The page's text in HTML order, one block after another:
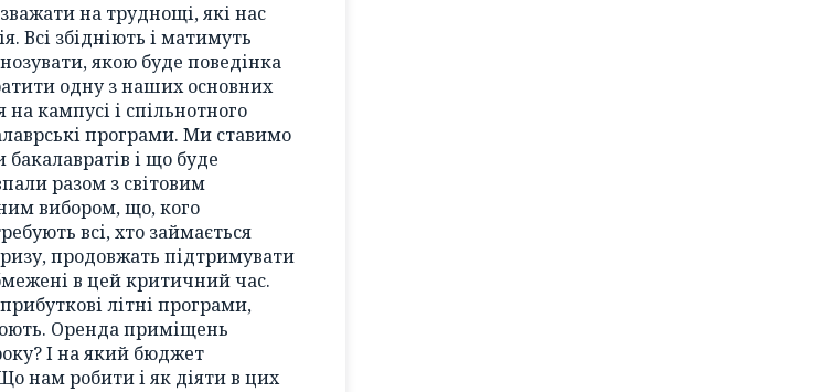
на труднощі, які нас
Всі збідніють і матимуть
якою буде поведінка
одну з наших основних
кампусі і спільнотного
програми. Ми ставимо
і що буде
разом з світовим
вибором, що, кого
всі, хто займається
продовжать підтримувати
в цей критичний час.
літні програми,
Оренда приміщень
І на який бюджет
нам робити і як діяти в цих